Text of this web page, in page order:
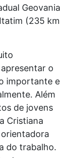
Geovania
(235 km
o
importante e
Além
de jovens
Cristiana
do trabalho.